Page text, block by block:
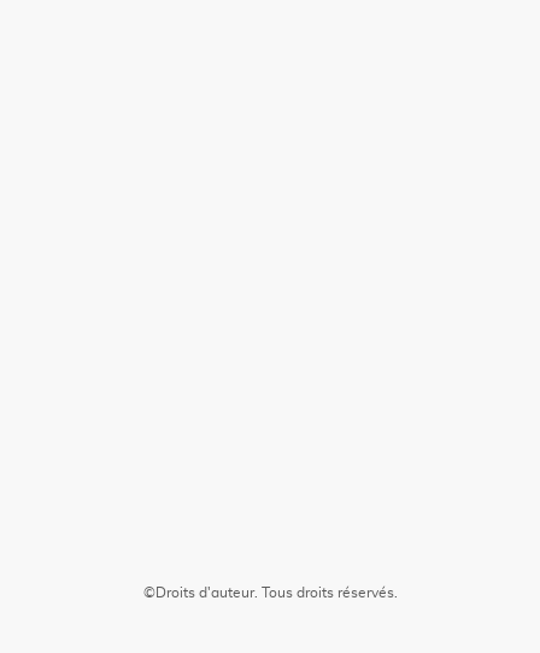
©Droits d'auteur. Tous droits réservés.